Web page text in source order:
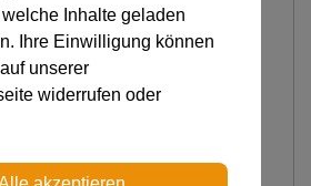
Inhalte geladen
Ihre Einwilligung können
unserer
widerrufen oder